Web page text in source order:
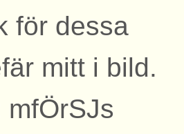
för dessa
mitt i bild.
mfÖrSJs